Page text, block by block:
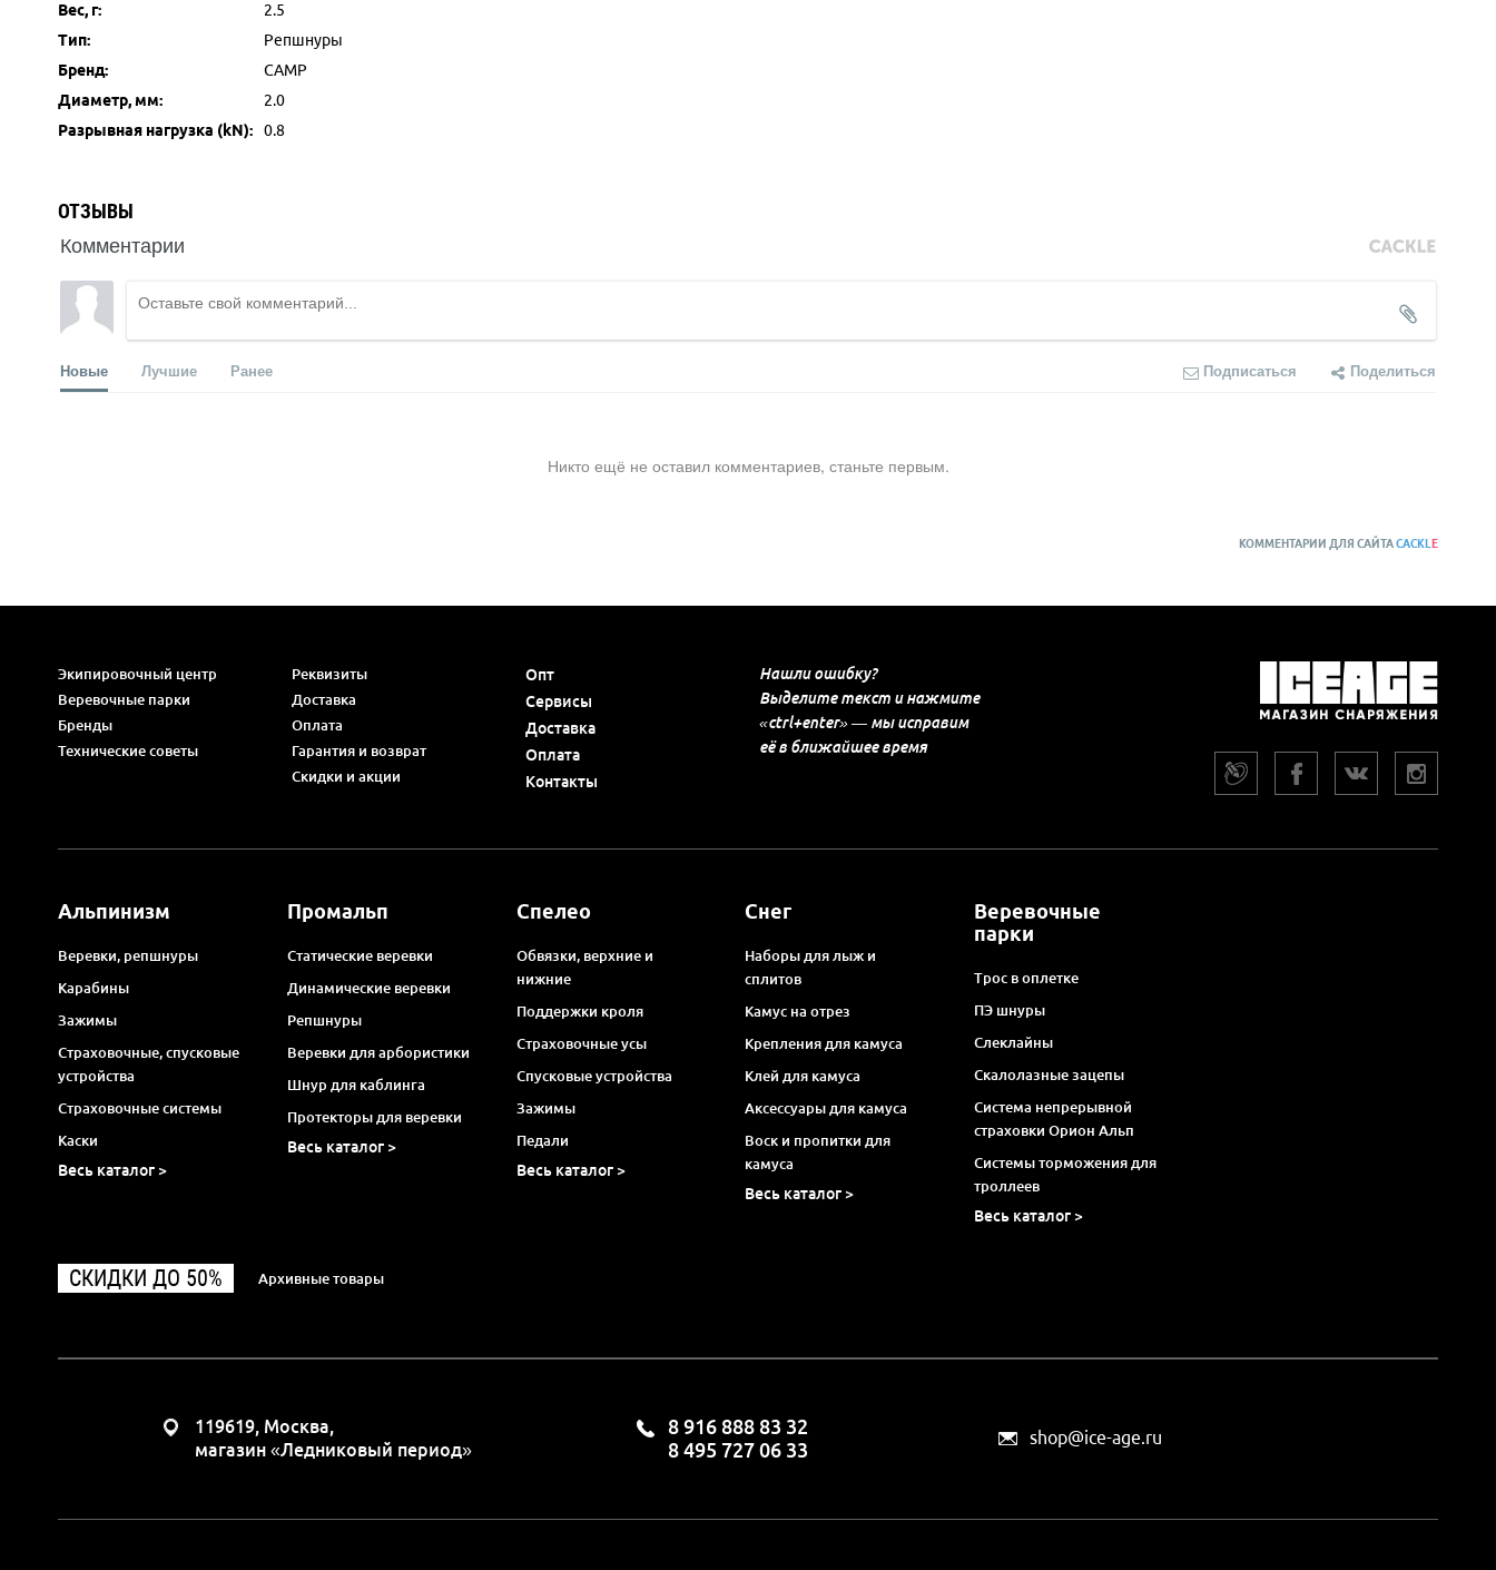
Вес, г:
2.5
Тип:
Репшнуры
Бренд:
CAMP
Диаметр, мм:
2.0
Разрывная нагрузка (kN):
0.8
ОТЗЫВЫ
Комментарии
Новые Лучшие Ранее Подписаться Поделиться
Никто ещё не оставил комментариев, станьте первым.
КОММЕНТАРИИ ДЛЯ САЙТАCACKL E
Экипировочный центр
Веревочные парки
Бренды
Технические советы
Реквизиты
Доставка
Оплата
Гарантия и возврат
Скидки и акции
Опт
Сервисы
Доставка
Оплата
Контакты
Нашли ошибку?
Выделите текст и нажмите
«ctrl+enter» — мы исправим
её в ближайшее время
Альпинизм
Веревки, репшнуры
Карабины
Зажимы
Страховочные, спусковые
устройства
Страховочные системы
Каски
Весь каталог >
Промальп
Статические веревки
Динамические веревки
Репшнуры
Веревки для арбористики
Шнур для каблинга
Протекторы для веревки
Весь каталог >
Спелео
Обвязки, верхние и
нижние
Поддержки кроля
Страховочные усы
Спусковые устройства
Зажимы
Педали
Весь каталог >
Снег
Наборы для лыж и
сплитов
Камус на отрез
Крепления для камуса
Клей для камуса
Аксессуары для камуса
Воск и пропитки для
камуса
Весь каталог >
Веревочные
парки
Трос в оплетке
ПЭ шнуры
Слеклайны
Скалолазные зацепы
Система непрерывной
страховки Орион Альп
Системы торможения для
троллеев
Весь каталог >
СКИДКИ ДО 50% Архивные товары
119619, Москва,
магазин «Ледниковый период»
8 916 888 83 32
8 495 727 06 33
shop@ice-age.ru